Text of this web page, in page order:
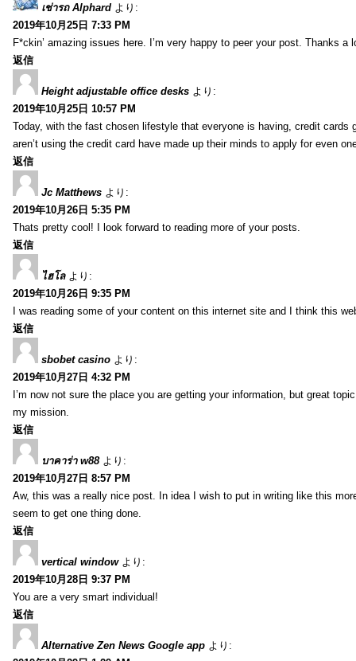
เช่ารถ Alphard より:
2019年10月25日 7:33 PM
F*ckin’ amazing issues here. I’m very happy to peer your post. Thanks
返信
Height adjustable office desks より:
2019年10月25日 10:57 PM
Today, with the fast chosen lifestyle that everyone is having, credit
aren’t using the credit card have made up their minds to apply for even
返信
Jc Matthews より:
2019年10月26日 5:35 PM
Thats pretty cool! I look forward to reading more of your posts.
返信
ไฮโล より:
2019年10月26日 9:35 PM
I was reading some of your content on this internet site and I think this
返信
sbobet casino より:
2019年10月27日 4:32 PM
I’m now not sure the place you are getting your information, but great
my mission.
返信
บาคาร่า w88 より:
2019年10月27日 8:57 PM
Aw, this was a really nice post. In idea I wish to put in writing like this
seem to get one thing done.
返信
vertical window より:
2019年10月28日 9:37 PM
You are a very smart individual!
返信
Alternative Zen News Google app より: